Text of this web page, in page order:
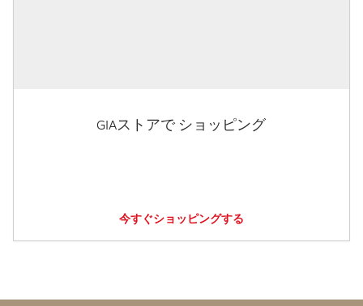
GIAストアで ショッピング
今すぐショッピングする